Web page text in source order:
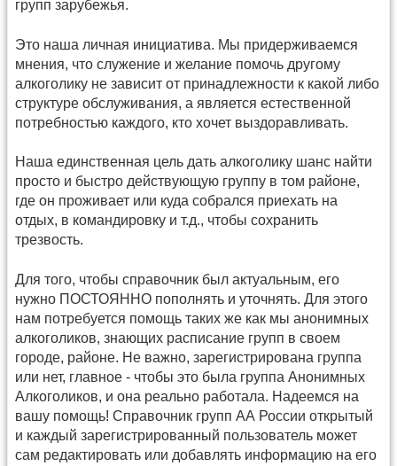
групп зарубежья.
Это наша личная инициатива. Мы придерживаемся
мнения, что служение и желание помочь другому
алкоголику не зависит от принадлежности к какой либо
структуре обслуживания, а является естественной
потребностью каждого, кто хочет выздоравливать.
Наша единственная цель дать алкоголику шанс найти
просто и быстро действующую группу в том районе,
где он проживает или куда собрался приехать на
отдых, в командировку и т.д., чтобы сохранить
трезвость.
Для того, чтобы справочник был актуальным, его
нужно ПОСТОЯННО пополнять и уточнять. Для этого
нам потребуется помощь таких же как мы анонимных
алкоголиков, знающих расписание групп в своем
городе, районе. Не важно, зарегистрирована группа
или нет, главное - чтобы это была группа Анонимных
Алкоголиков, и она реально работала. Надеемся на
вашу помощь! Справочник групп АА России открытый
и каждый зарегистрированный пользователь может
сам редактировать или добавлять информацию на его